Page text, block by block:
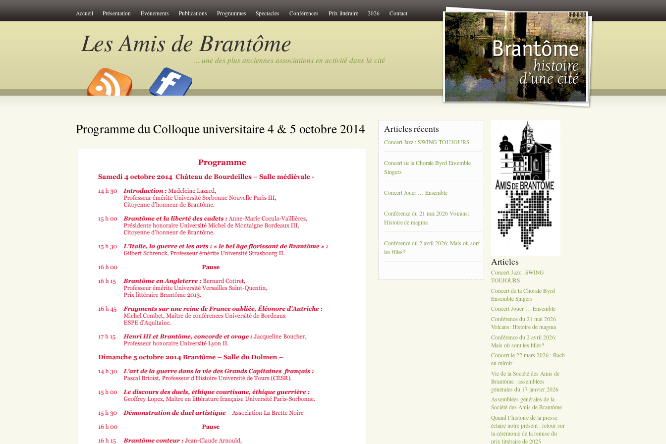
Accueil Présentation Evénements Publications Programmes Spectacles Conférences Prix littéraire 2026 Contact
Les Amis de Brantôme
… une des plus anciennes associations en activité dans la cité
Programme du Colloque universitaire 4 & 5 octobre 2014 Articles récents
Concert Jazz : SWING TOUJOURS
Concert de la Chorale Byrd Ensemble
Singers
Concert Jouer … Ensemble
Conférence du 21 mai 2026 Volcans:
Histoire de magma
Conférence du 2 avril 2026: Mais où sont
les filles?
Articles
Concert Jazz : SWING
TOUJOURS
Concert de la Chorale Byrd
Ensemble Singers
Concert Jouer … Ensemble
Conférence du 21 mai 2026
Volcans: Histoire de magma
Conférence du 2 avril 2026:
Mais où sont les filles?
Concert le 22 mars 2026 : Bach
en miroir
Vie de la Société des Amis de
Brantôme : assemblées
générales du 17 janvier 2026
Assemblées générales de la
Société des Amis de Brantôme
Quand l’histoire de la presse
éclaire notre présent : retour sur
la cérémonie de la remise du
prix littéraire de 2025